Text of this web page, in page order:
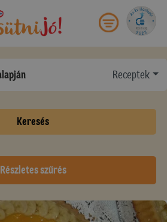
Receptek
Keresés
Részletes szűrés